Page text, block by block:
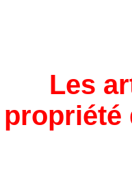
Les
propriété